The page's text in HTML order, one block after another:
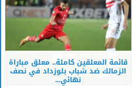
قائمة المعلقين كاملة.. معلق مباراة
الزمالك ضد شباب بلوزداد في نصف
نهائي...